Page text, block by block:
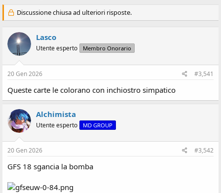
t
o
e
d
i
s
c
s
s
i
o
n
t
a
i
i
o
Discussione chiusa ad ulteriori risposte.
Lasco
Utente esperto Membro Onorario
20 Gen 2026 #3,541
Queste carte le colorano con inchiostro simpatico
Alchimista
Utente esperto MD GROUP
20 Gen 2026 #3,542
GFS 18 sgancia la bomba